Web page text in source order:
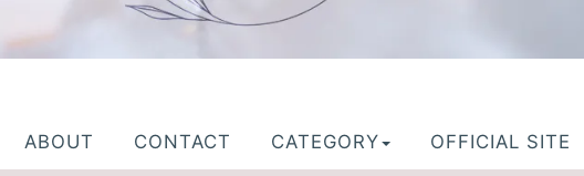
ABOUT CONTACT CATEGORY OFFICIAL SITE